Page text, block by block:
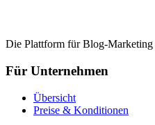
Die Plattform für Blog-
Für Unternehmen
Übersicht
Preise & Konditionen